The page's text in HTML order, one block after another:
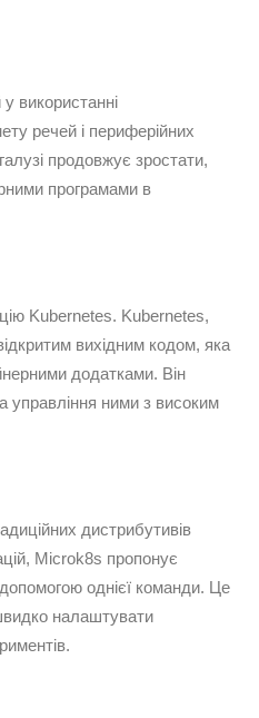
використанні
речей і периферійних
продовжує зростати,
програмами в
Kubernetes. Kubernetes,
вихідним кодом, яка
додатками. Він
управління ними з високим
дистрибутивів
Microk8s пропонує
однієї команди. Це
налаштувати